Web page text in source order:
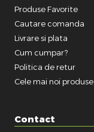
Produse Favorite
Cautare comanda
Livrare si plata
Cum cumpar?
Politica de retur
Cele mai noi produse
Contact